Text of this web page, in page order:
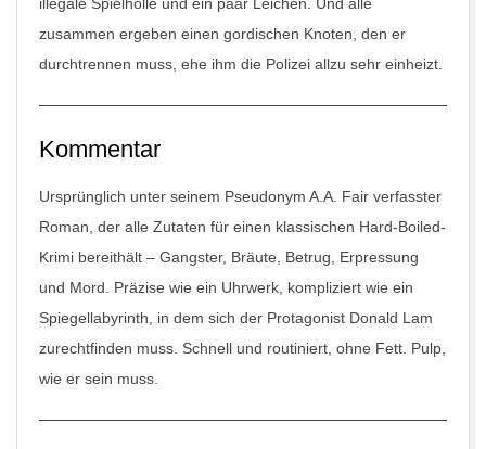
zusammen ergeben einen gordischen Knoten, den er
durchtrennen muss, ehe ihm die Polizei allzu sehr einheizt.
Kommentar
Ursprünglich unter seinem Pseudonym A.A. Fair verfasster
Roman, der alle Zutaten für einen klassischen Hard-Boiled-
Krimi bereithält – Gangster, Bräute, Betrug, Erpressung
und Mord. Präzise wie ein Uhrwerk, kompliziert wie ein
Spiegellabyrinth, in dem sich der Protagonist Donald Lam
zurechtfinden muss. Schnell und routiniert, ohne Fett. Pulp,
wie er sein muss.